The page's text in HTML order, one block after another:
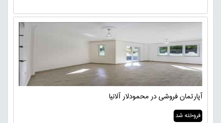
آپارتمان فروشی در محمودلار آلانیا
فروخته شد